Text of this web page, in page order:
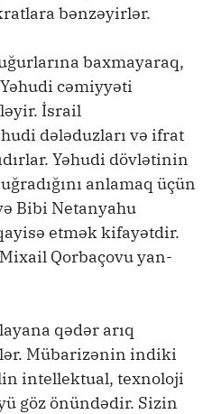
bənzəyirlər.
baxmayaraq,
cəmiyyəti
İsrail
dələduzları və ifrat
Yəhudi dövlətinin
anlamaq üçün
Bibi Netanyahu
etmək kifayətdir.
Qorbaçovu yan-
qədər arıq
Mübarizənin indiki
intellektual, texnoloji
göz önündədir. Sizin